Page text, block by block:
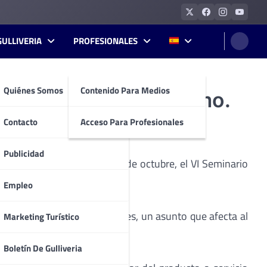
Quiénes Somos
Contacto
Publicidad
Empleo
Marketing Turístico
Boletín De Gulliveria
PROFESIONALES
Contenido Para Medios
Acceso Para Profesionales
Innovación y Turismo.
organiza, del 21 al 23 de octubre, el VI Seminario
los consumidores digitales, un asunto que afecta al